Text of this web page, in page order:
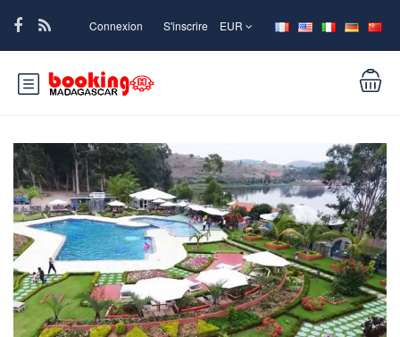
Connexion S'inscrire EUR